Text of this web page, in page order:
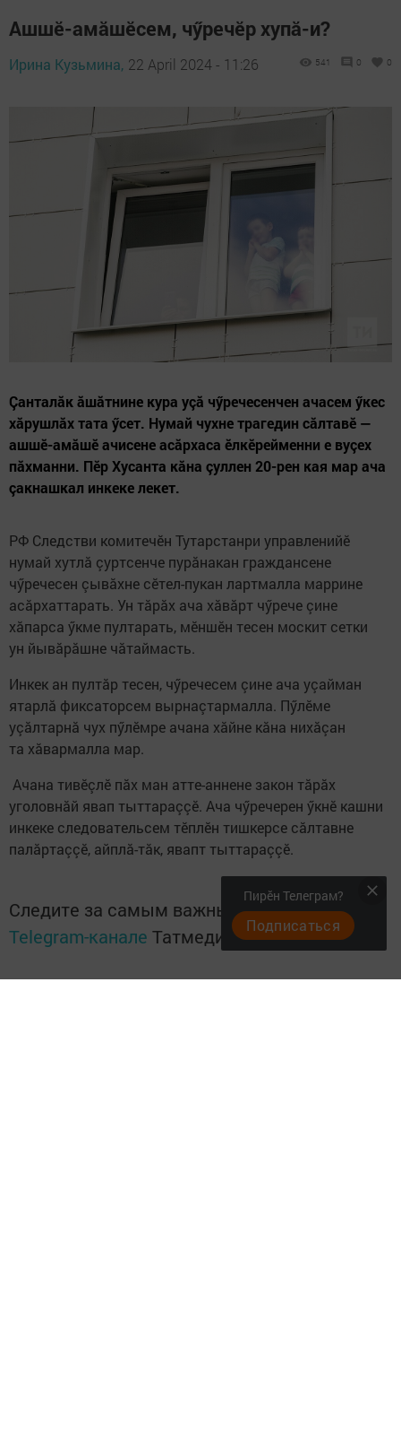
Ашшӗ-амăшӗсем, чӳречӗр хупă-и?
Ирина Кузьмина, 22 April 2024 - 11:26 541 0 0
Çанталăк ăшăтнине кура уçă чӳречесенчен ачасем ӳкес
хăрушлăх тата ӳсет. Нумай чухне трагедин сăлтавӗ —
ашшӗ-амăшӗ ачисене асăрхаса ӗлкӗрейменни е вуçех
пăхманни. Пӗр Хусанта кăна çуллен 20-рен кая мар ача
çакнашкал инкеке лекет.
РФ Следстви комитечӗн Тутарстанри управленийӗ
нумай хутлă çуртсенче пурăнакан граждансене
чӳречесен çывăхне сӗтел-пукан лартмалла маррине
асăрхаттарать. Ун тăрăх ача хăвăрт чӳрече çине
хăпарса ӳкме пултарать, мӗншӗн тесен москит сетки
ун йывăрăшне чăтаймасть.
Инкек ан пултăр тесен, чӳречесем çине ача уçайман
ятарлă фиксаторсем вырнаçтармалла. Пӳлӗме
уçăлтарнă чух пӳлӗмре ачана хăйне кăна нихăçан
та хăвармалла мар.
Ачана тивӗçлӗ пăх ман атте-аннене закон тăрăх
уголовнăй явап тыттараççӗ. Ача чӳречерен ӳкнӗ кашни
инкеке следовательсем тӗплӗн тишкерсе сăлтавне
палăртаççӗ, айплă-тăк, явапт тыттараççӗ.
Следите за самым важным и интересным в
Telegram-канале Татмедиа
Пирӗн Телеграм?
Подписаться